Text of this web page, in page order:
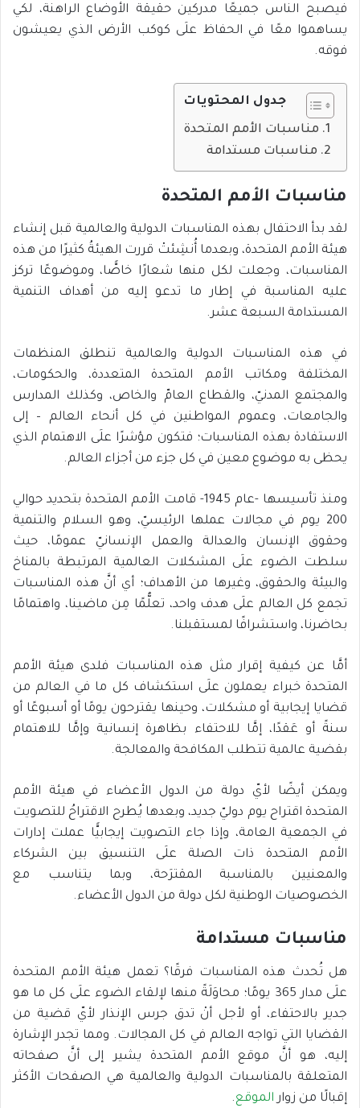
فيصبح الناس جميعًا مدركين حقيقة الأوضاع الراهنة، لكي
يساهموا معًا في الحفاظ علَى كوكب الأرض الذي يعيشون
فوقه.
جدول المحتويات
مناسبات الأمم المتحدة
مناسبات مستدامة
مناسبات الأمم المتحدة
لقد بدأ الاحتفال بهذه المناسبات الدولية والعالمية قبل إنشاء
هيئة الأمم المتحدة، وبعدما أُنشِئتْ قررت الهيئةُ كثيرًا من هذه
المناسبات، وجعلت لكل منها شعارًا خاصًّا، وموضوعًا تركز
عليه المناسبة في إطار ما تدعو إليه من أهداف التنمية
المستدامة السبعة عشر.
في هذه المناسبات الدولية والعالمية تنطلق المنظمات
المختلفة ومكاتب الأمم المتحدة المتعددة، والحكومات،
والمجتمع المدنيّ، والقطاع العامّ والخاص، وكذلك المدارس
والجامعات، وعموم المواطنين في كل أنحاء العالم – إلى
الاستفادة بهذه المناسبات؛ فتكون مؤشرًا علَى الاهتمام الذي
يحظى به موضوع معين في كل جزء من أجزاء العالم.
ومنذ تأسيسها -عام 1945- قامت الأمم المتحدة بتحديد حوالي
200 يوم في مجالات عملها الرئيسيّ، وهو السلام والتنمية
وحقوق الإنسان والعدالة والعمل الإنسانيّ عمومًا، حيث
سلطت الضوء علَى المشكلات العالمية المرتبطة بالمناخ
والبيئة والحقوق، وغيرها من الأهداف؛ أي أنَّ هذه المناسبات
تجمع كل العالم علَى هدف واحد، تعلُّمًا مِن ماضينا، واهتمامًا
بحاضرنا، واستشرافًا لمستقبلنا.
أمَّا عن كيفية إقرار مثل هذه المناسبات فلدى هيئة الأمم
المتحدة خبراء يعملون علَى استكشاف كل ما في العالم من
قضايا إيجابية أو مشكلات، وحينها يقترحون يومًا أو أسبوعًا أو
سنةً أو عَقدًا، إمَّا للاحتفاء بظاهرة إنسانية وإمَّا للاهتمام
بقضية عالمية تتطلب المكافحة والمعالجة.
ويمكن أيضًا لأيّ دولة من الدول الأعضاء في هيئة الأمم
المتحدة اقتراح يوم دوليّ جديد، وبعدها يُطرح الاقتراحُ للتصويت
في الجمعية العامة، وإذا جاء التصويت إيجابيًّا عملت إدارات
الأمم المتحدة ذات الصلة علَى التنسيق بين الشركاء
والمعنيين بالمناسبة المقترَحة، وبما يتناسب مع
الخصوصيات الوطنية لكل دولة من الدول الأعضاء.
مناسبات مستدامة
هل تُحدث هذه المناسبات فرقًا؟ تعمل هيئة الأمم المتحدة
علَى مدار 365 يومًا؛ محاوَلَةً منها لإلقاء الضوء علَى كل ما هو
جدير بالاحتفاء، أو لأجل أنْ تدق جرس الإنذار لأيّ قضية من
القضايا التي تواجه العالم في كل المجالات. ومما تجدر الإشارة
إليه، هو أنَّ موقع الأمم المتحدة يشير إلى أنَّ صفحاته
المتعلقة بالمناسبات الدولية والعالمية هي الصفحات الأكثر
إقبالًا من زوارالموقع.